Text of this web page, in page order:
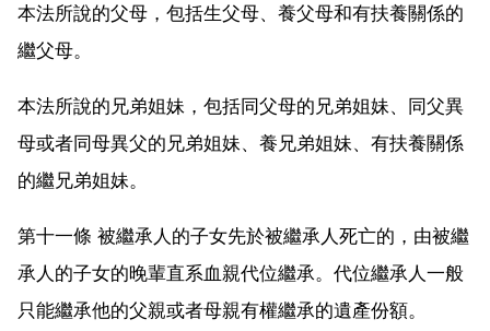
本法所說的父母，包括生父母、養父母和有扶養關係的
繼父母。
本法所說的兄弟姐妹，包括同父母的兄弟姐妹、同父異
母或者同母異父的兄弟姐妹、養兄弟姐妹、有扶養關係
的繼兄弟姐妹。
第十一條 被繼承人的子女先於被繼承人死亡的，由被繼
承人的子女的晚輩直系血親代位繼承。代位繼承人一般
只能繼承他的父親或者母親有權繼承的遺產份額。